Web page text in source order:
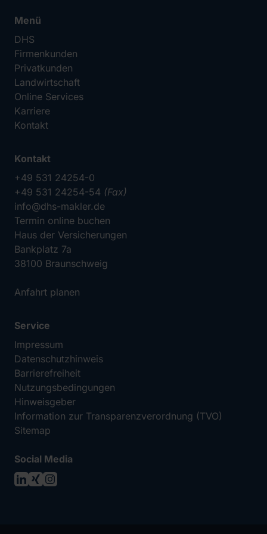
Menü
DHS
Firmenkunden
Privatkunden
Landwirtschaft
Online Services
Karriere
Kontakt
Kontakt
+49 531 24254-0
+49 531 24254-54 (Fax)
info@dhs-makler.de
Termin online buchen
Haus der Versicherungen
Bankplatz 7a
38100 Braunschweig
Anfahrt planen
Service
Impressum
Datenschutzhinweis
Barrierefreiheit
Nutzungsbedingungen
Hinweisgeber
Information zur Transparenzverordnung (TVO)
Sitemap
Social Media
LinkedIn
XINGInstagram